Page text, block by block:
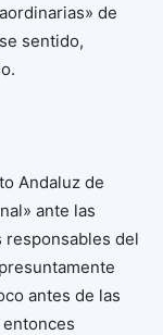
de
sentido,
Andaluz de
ante las
responsables del
antes de las